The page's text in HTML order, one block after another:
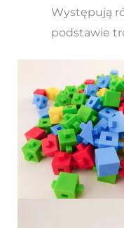
Występują
podstawie